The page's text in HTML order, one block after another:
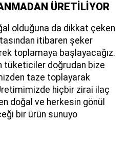
ÜRETİLİYOR
olduğuna da dikkat çeken
itibaren şeker
toplamaya başlayacağız.
tüketiciler doğrudan bize
taze toplayarak
hiçbir zirai ilaç
doğal ve herkesin gönül
bir ürün sunuyo